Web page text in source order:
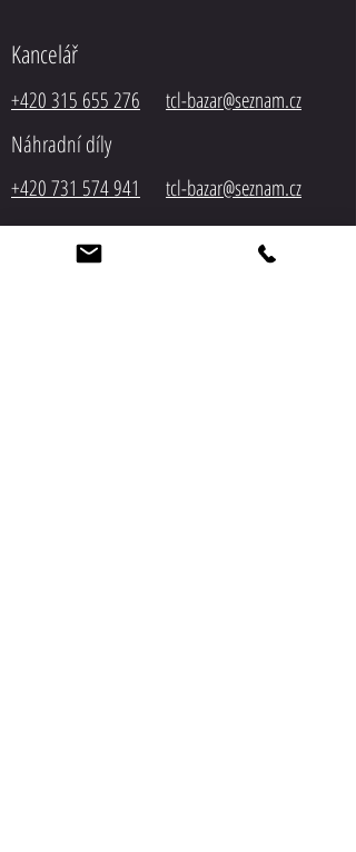
Kancelář
+420 315 655 276 tcl-bazar@seznam.cz
Náhradní díly
+420 731 574 941 tcl-bazar@seznam.cz
Bazar